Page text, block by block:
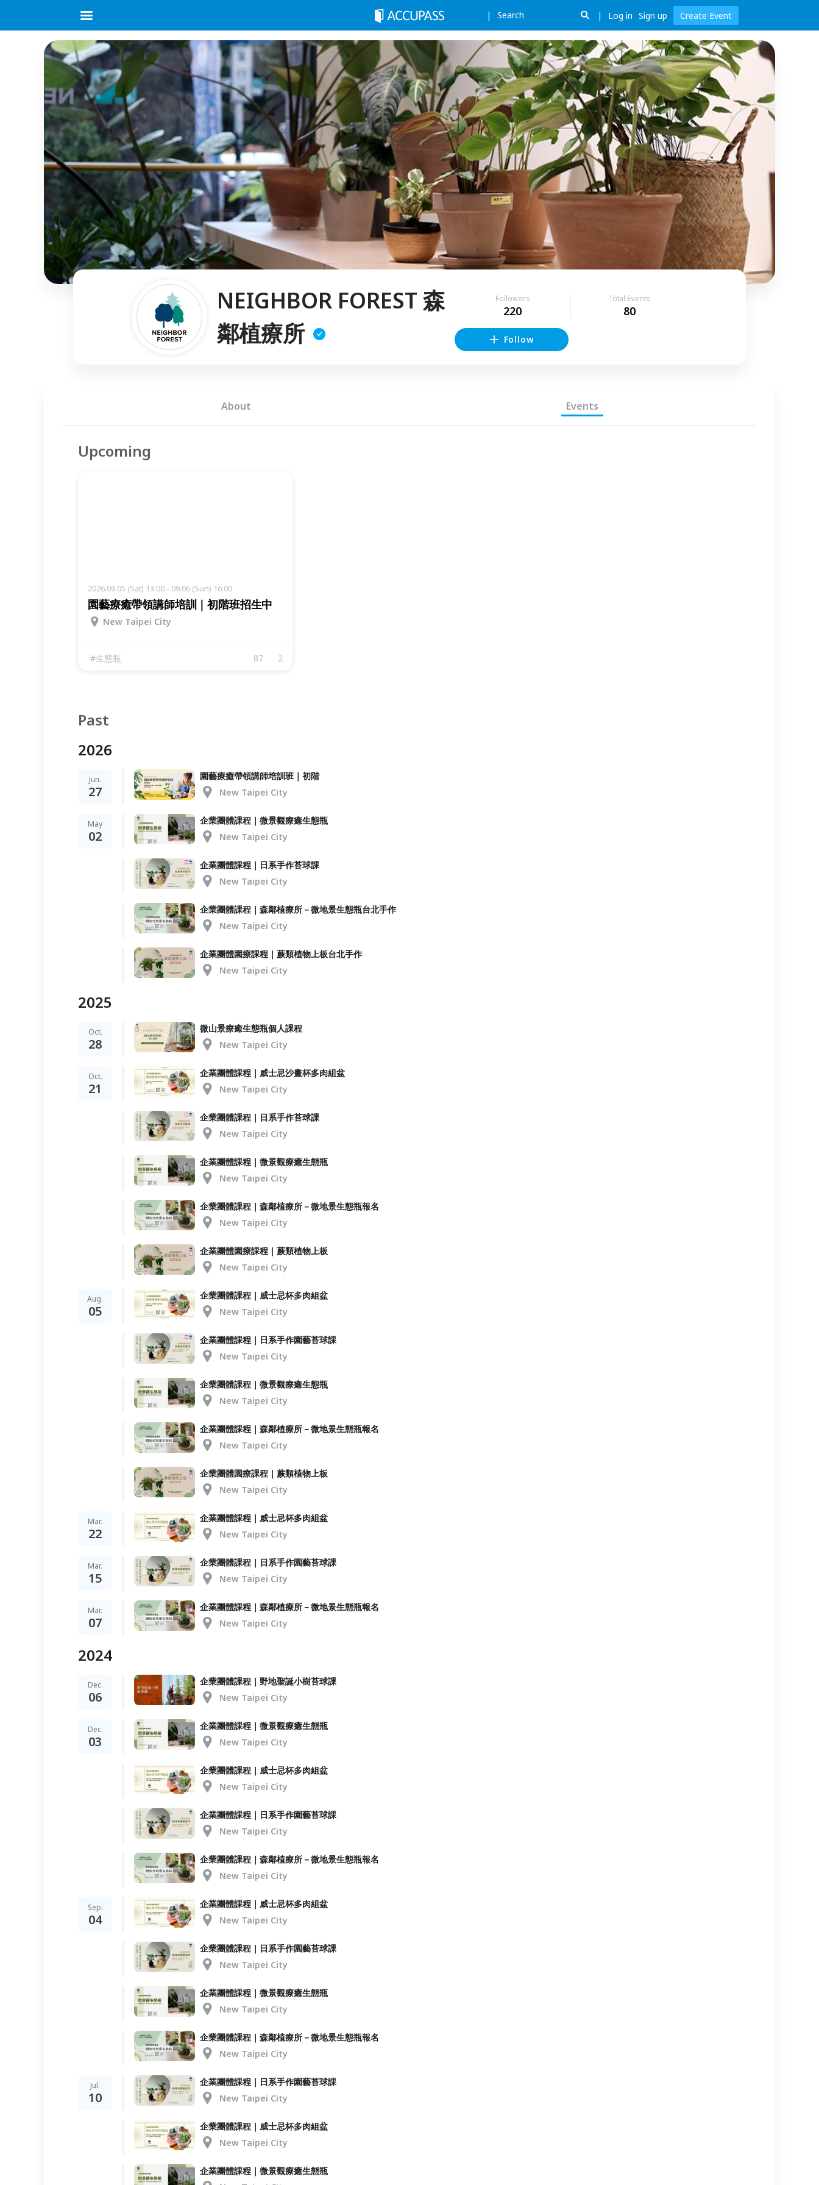
Search Log in Sign up Create Event
NEIGHBOR FOREST 森
鄰植療所
Followers
220
Total Events
80
Follow
About Events
Upcoming
2026.09.05 (Sat) 13:00 - 09.06 (Sun) 16:00
園藝療癒帶領講師培訓｜初階班招生中
New Taipei City
#生態瓶 87 2
Past
2026
Jun.
27
園藝療癒帶領講師培訓班｜初階
New Taipei City
May
02
企業團體課程｜微景觀療癒生態瓶
New Taipei City
企業團體課程｜日系手作苔球課
New Taipei City
企業團體課程｜森鄰植療所－微地景生態瓶台北手作
New Taipei City
企業團體園療課程｜蕨類植物上板台北手作
New Taipei City
2025
Oct.
28
微山景療癒生態瓶個人課程
New Taipei City
Oct.
21
企業團體課程｜威士忌沙畫杯多肉組盆
New Taipei City
企業團體課程｜日系手作苔球課
New Taipei City
企業團體課程｜微景觀療癒生態瓶
New Taipei City
企業團體課程｜森鄰植療所－微地景生態瓶報名
New Taipei City
企業團體園療課程｜蕨類植物上板
New Taipei City
Aug.
05
企業團體課程｜威士忌杯多肉組盆
New Taipei City
企業團體課程｜日系手作園藝苔球課
New Taipei City
企業團體課程｜微景觀療癒生態瓶
New Taipei City
企業團體課程｜森鄰植療所－微地景生態瓶報名
New Taipei City
企業團體園療課程｜蕨類植物上板
New Taipei City
Mar.
22
企業團體課程｜威士忌杯多肉組盆
New Taipei City
Mar.
15
企業團體課程｜日系手作園藝苔球課
New Taipei City
Mar.
07
企業團體課程｜森鄰植療所－微地景生態瓶報名
New Taipei City
2024
Dec.
06
企業團體課程｜野地聖誕小樹苔球課
New Taipei City
Dec.
03
企業團體課程｜微景觀療癒生態瓶
New Taipei City
企業團體課程｜威士忌杯多肉組盆
New Taipei City
企業團體課程｜日系手作園藝苔球課
New Taipei City
企業團體課程｜森鄰植療所－微地景生態瓶報名
New Taipei City
Sep.
04
企業團體課程｜威士忌杯多肉組盆
New Taipei City
企業團體課程｜日系手作園藝苔球課
New Taipei City
企業團體課程｜微景觀療癒生態瓶
New Taipei City
企業團體課程｜森鄰植療所－微地景生態瓶報名
New Taipei City
Jul.
10
企業團體課程｜日系手作園藝苔球課
New Taipei City
企業團體課程｜威士忌杯多肉組盆
New Taipei City
企業團體課程｜微景觀療癒生態瓶